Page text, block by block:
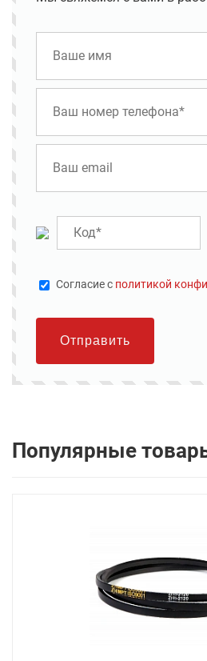
Cогласие с политикой
Отправить
Популярные